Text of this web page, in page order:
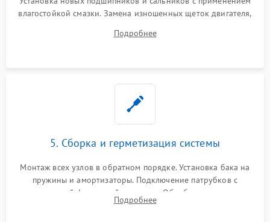
влагостойкой смазки. Замена изношенных щеток двигателя,
или поврежденной резиновой манжеты.
Подробнее
5. Сборка и герметизация системы
Монтаж всех узлов в обратном порядке. Установка бака на
пружины и амортизаторы. Подключение патрубков с
надежной фиксацией хомутами. Обработка стыков
герметиком для предотвращения возможных протечек воды.
Подробнее